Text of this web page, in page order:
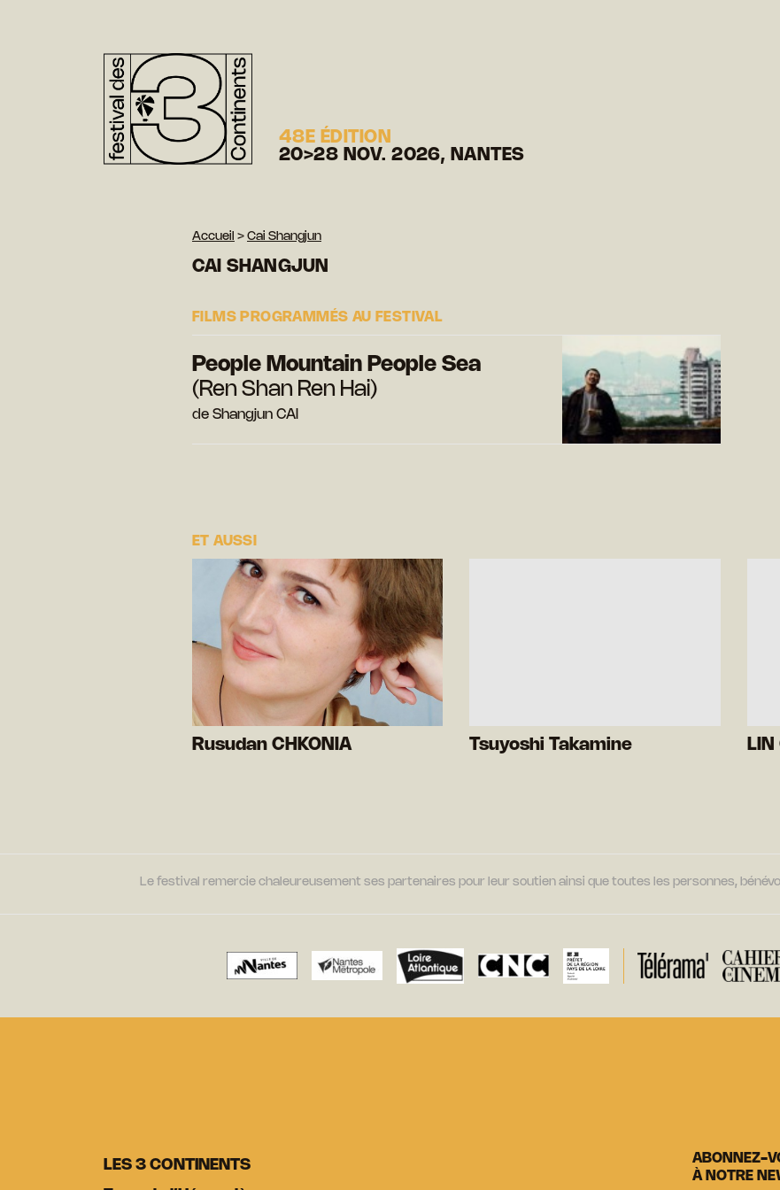
48E ÉDITION
20>28 NOV. 2026, NANTES
Accueil > Cai Shangjun
CAI SHANGJUN
FILMS PROGRAMMÉS AU FESTIVAL
People Mountain People Sea
(Ren Shan Ren Hai)
de Shangjun CAI
ET AUSSI
Rusudan CHKONIA Tsuyoshi Takamine
Le festival remercie chaleureusement ses partenaires pour leur soutien ainsi que toutes les personnes,
LES 3 CONTINENTS
ABONNEZ-
À NOTRE